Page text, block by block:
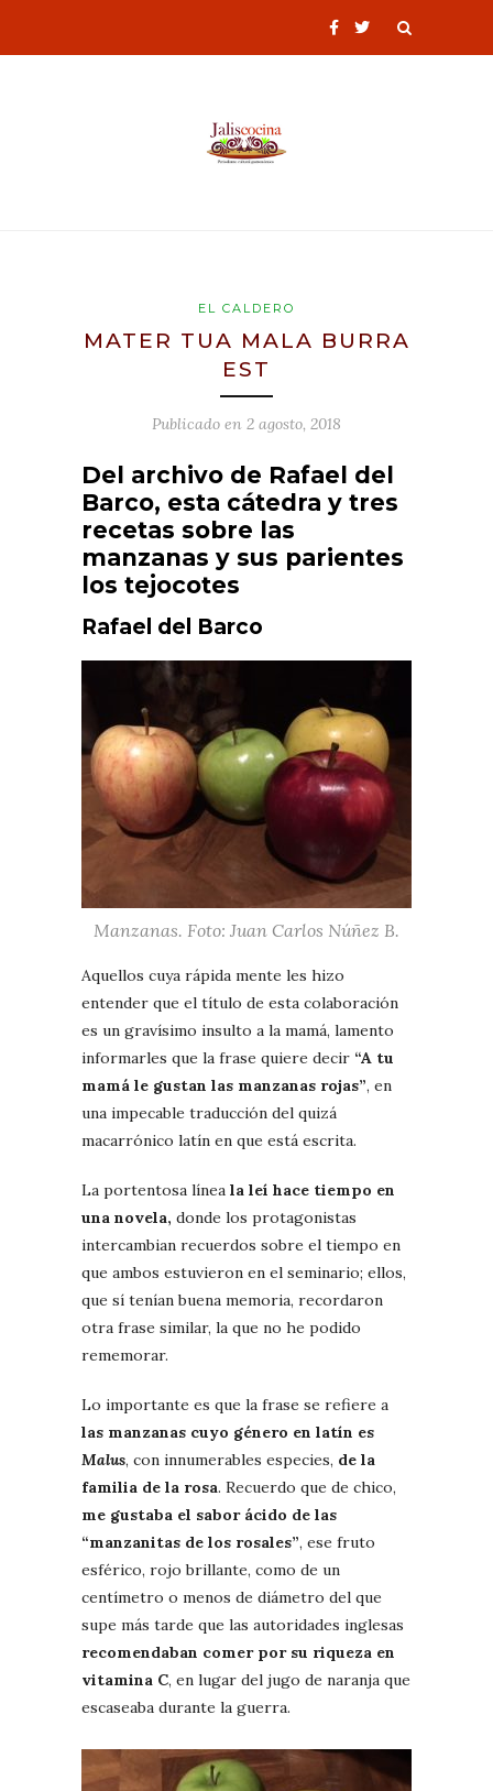
EL CALDERO
MATER TUA MALA BURRA
EST
Publicado en 2 agosto, 2018
Del archivo de Rafael del
Barco, esta cátedra y tres
recetas sobre las
manzanas y sus parientes
los tejocotes
Rafael del Barco
Manzanas. Foto: Juan Carlos Núñez B.
Aquellos cuya rápida mente les hizo
entender que el título de esta colaboración
es un gravísimo insulto a la mamá, lamento
informarles que la frase quiere decir “A tu
mamá le gustan las manzanas rojas”, en
una impecable traducción del quizá
macarrónico latín en que está escrita.
La portentosa línea la leí hace tiempo en
una novela, donde los protagonistas
intercambian recuerdos sobre el tiempo en
que ambos estuvieron en el seminario; ellos,
que sí tenían buena memoria, recordaron
otra frase similar, la que no he podido
rememorar.
Lo importante es que la frase se refiere a
las manzanas cuyo género en latín es
Malus, con innumerables especies, de la
familia de la rosa. Recuerdo que de chico,
me gustaba el sabor ácido de las
“manzanitas de los rosales”, ese fruto
esférico, rojo brillante, como de un
centímetro o menos de diámetro del que
supe más tarde que las autoridades inglesas
recomendaban comer por su riqueza en
vitamina C, en lugar del jugo de naranja que
escaseaba durante la guerra.